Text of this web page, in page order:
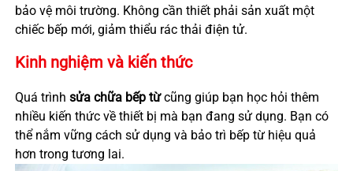
bảo vệ môi trường. Không cần thiết phải sản xuất một
chiếc bếp mới, giảm thiểu rác thải điện tử.
Kinh nghiệm và kiến thức
Quá trình sửa chữa bếp từcũng giúp bạn học hỏi thêm
nhiều kiến thức về thiết bị mà bạn đang sử dụng. Bạn có
thể nắm vững cách sử dụng và bảo trì bếp từ hiệu quả
hơn trong tương lai.